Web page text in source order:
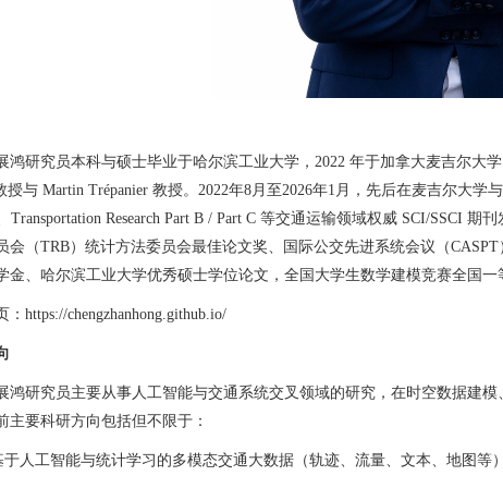
鸿研究员本科与硕士毕业于哈尔滨工业大学，2022 年于加拿大麦吉尔大
授与 Martin Trépanier 教授。2022年8月至2026年1月，先后在麦吉尔大学
Transportation Research Part B / Part C 等交通运输领域权威 SCI/SSCI
会（TRB）统计方法委员会最佳论文奖、国际公交先进系统会议（
金、哈尔滨工业大学优秀硕士学位论文，全国大学生数学建模竞赛全国一
： https://chengzhanhong.github.io/
鸿研究员主要从事人工智能与交通系统交叉领域的研究，在时空数据建
主要科研方向包括但不限于：
于人工智能与统计学习的多模态交通大数据（轨迹、流量、文本、地图等